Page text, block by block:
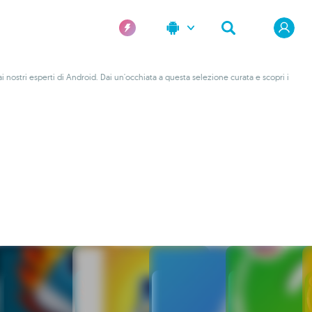
esperti di Android. Dai un'occhiata a questa selezione curata e scopri i